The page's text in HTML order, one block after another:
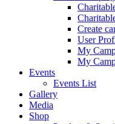
Create
User
My
My
Events
Events List
Gallery
Media
Shop